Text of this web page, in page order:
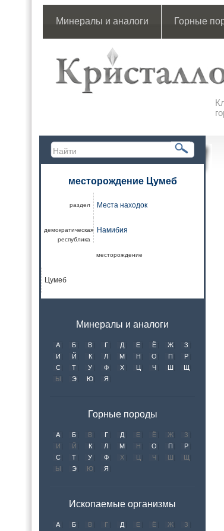
Минералы и аналоги Горные
месторождение Цумеб
раздел Места находок
демократическая
республика
Намибия
месторождение
Цумеб
Минералы и аналоги
А Б В Г Д Е Ё Ж
З
И
Й К Л М Н О П
Р
С
Т У Ф Х Ц Ч Ш
Щ
Ы
Э Ю Я
Горные породы
А Б В Г Д Е Ё Ж
З
И
Й К Л М Н О П
Р
С
Т У Ф Х Ц Ч Ш
Щ
Ы
Э Ю Я
Ископаемые организмы
А Б В Г Д Е Ё Ж
З